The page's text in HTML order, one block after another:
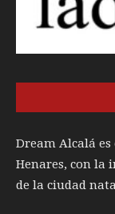
Dream Alcalá
Henares, con la
de la ciudad